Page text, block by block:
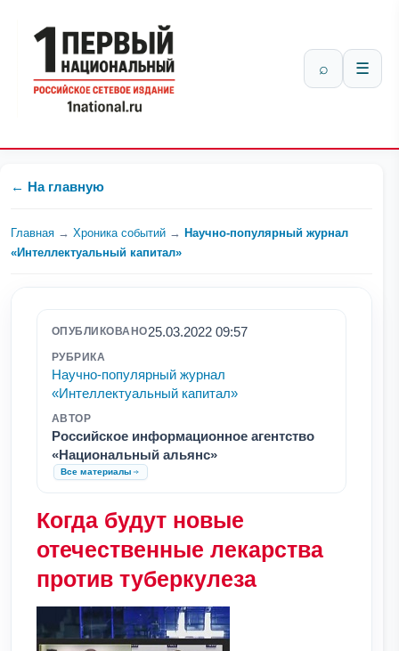
⌕ ☰
← На главную
Главная → Хроника событий → Научно-популярный журнал
«Интеллектуальный капитал»
ОПУБЛИКОВАНО25.03.2022 09:57
РУБРИКА
Научно-популярный журнал
«Интеллектуальный капитал»
АВТОР
Российское информационное агентство
«Национальный альянс»
Все материалы
Когда будут новые
отечественные лекарства
против туберкулеза